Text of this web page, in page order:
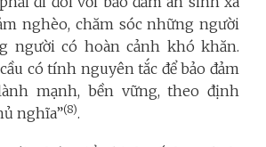
nghèo, chăm sóc những người
người có hoàn cảnh khó khăn.
có tính nguyên tắc để bảo đảm
mạnh, bền vững, theo định
nghĩa”(8).